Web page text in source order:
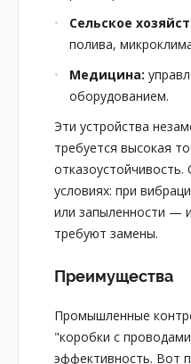
Сельское
полива,
Медицина:
оборудованием.
Эти устройства
требуется высокая
условиях: при
или запыленности —
требуют замены.
Преимущества
Промышленные
"коробки с
эффективность. Вот